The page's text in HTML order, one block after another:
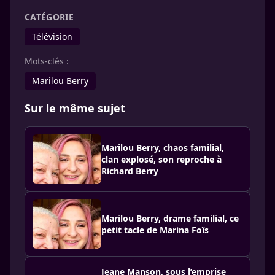
CATÉGORIE
Télévision
Mots-clés :
Marilou Berry
Sur le même sujet
Marilou Berry, chaos familial,
clan explosé, son reproche à
Richard Berry
Marilou Berry, drame familial, ce
petit tacle de Marina Foïs
Jeane Manson, sous l’emprise